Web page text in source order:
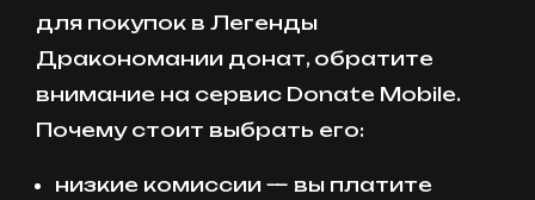
для покупок в Легенды
Дракономании донат, обратите
внимание на сервис Donate Mobile.
Почему стоит выбрать его:
низкие комиссии — вы платите